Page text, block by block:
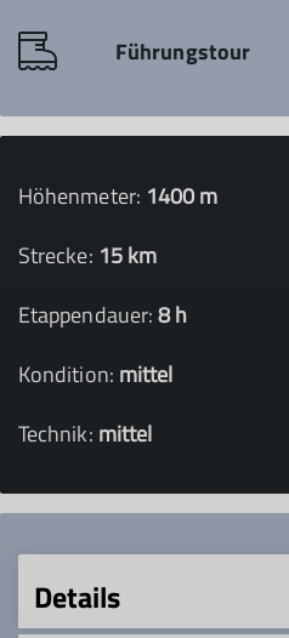
Führungstour
Höhenmeter: 1400 m
Strecke: 15 km
Etappendauer:8 h
Kondition: mittel
Technik: mittel
Details